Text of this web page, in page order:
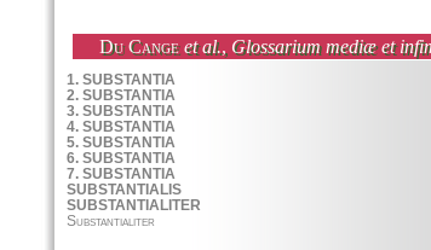
Du Cange et al., Glossarium mediæ et